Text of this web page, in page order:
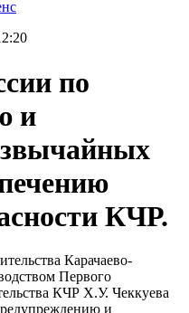
по
и
КЧР.
Карачаево-
Первого
КЧР Х.У. Чеккуева
и